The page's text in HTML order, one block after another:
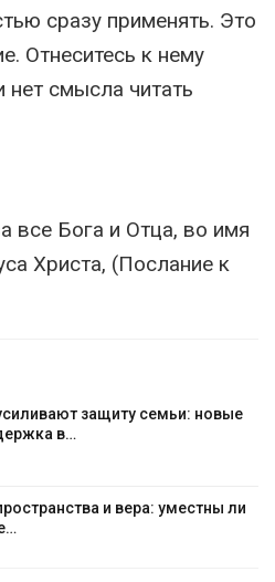
сразу применять. Это
Отнеситесь к нему
нет смысла читать
все Бога и Отца, во имя
Христа, (Послание к
защиту семьи: новые
в…
и вера: уместны ли